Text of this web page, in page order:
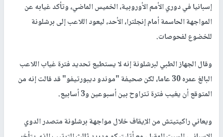
إسبانيا في دوري الأمم الأوروبية، الخميس الماضي، وتأكد غيابه عن
المواجهة الحاسمة أمام إنجلترا، الأحد، ليعود اللاعب إلى برشلونة
للخضوع لفحوصات.
وقال الجهاز الطبي لبرشلونة إنه لا يستطيع تحديد فترة غياب اللاعب
البالغ عمره 30 عاما، لكن صحيفة "موندو ديبورتيفو" قد قالت إنه من
المتوقع أن يغيب فترة تتراوح بين أسبوعين و3 أسابيع.
ويعاني راكيتيتش من الإيقاف خلال مواجهة برشلونة متصدر الدوي